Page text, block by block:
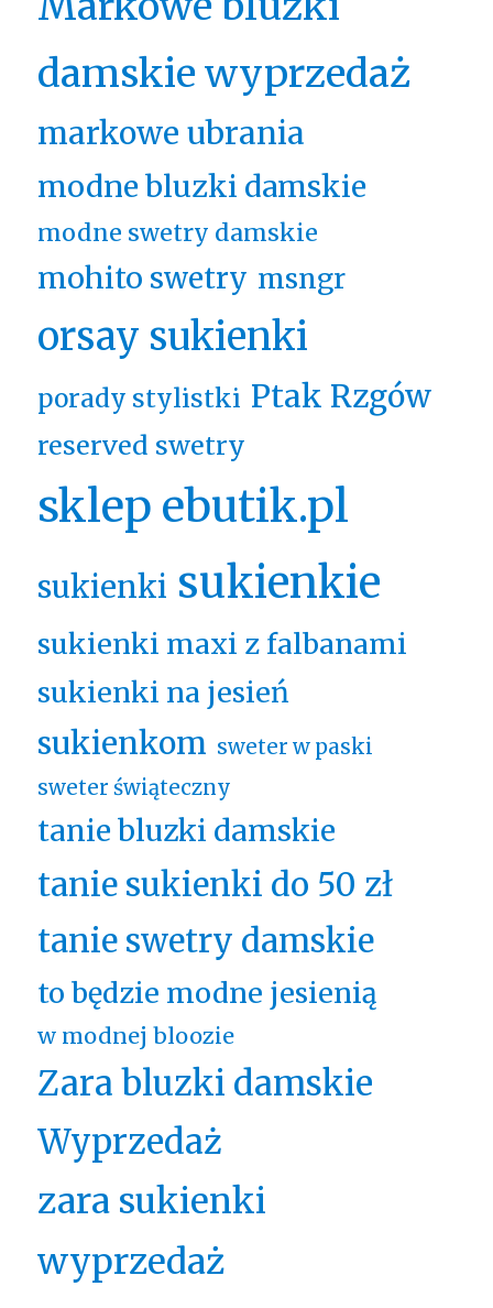
damskie wyprzedaż
markowe ubrania
modne bluzki damskie
modne swetry damskie
mohito swetry msngr
orsay sukienki
porady stylistki Ptak Rzgów
reserved swetry
sklep ebutik.pl
sukienki sukienkie
sukienki maxi z falbanami
sukienki na jesień
sukienkom sweter w paski
sweter świąteczny
tanie bluzki damskie
tanie sukienki do 50 zł
tanie swetry damskie
to będzie modne jesienią
w modnej bloozie
Zara bluzki damskie
Wyprzedaż
zara sukienki
wyprzedaż